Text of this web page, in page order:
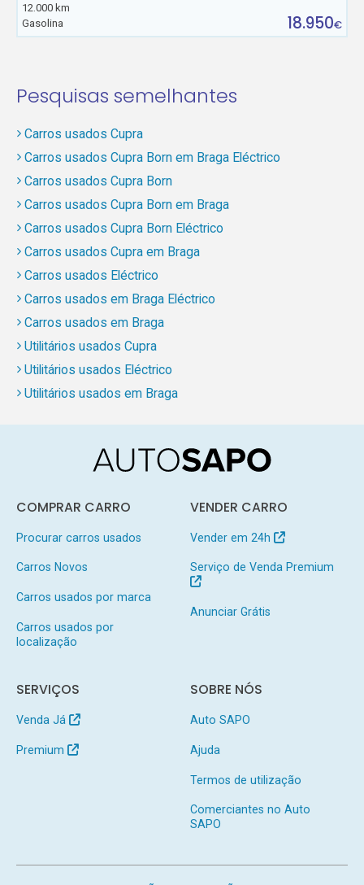
12.000 km
Gasolina
18.950€
Pesquisas semelhantes
Carros usados Cupra
Carros usados Cupra Born em Braga Eléctrico
Carros usados Cupra Born
Carros usados Cupra Born em Braga
Carros usados Cupra Born Eléctrico
Carros usados Cupra em Braga
Carros usados Eléctrico
Carros usados em Braga Eléctrico
Carros usados em Braga
Utilitários usados Cupra
Utilitários usados Eléctrico
Utilitários usados em Braga
COMPRAR CARRO
Procurar carros usados
Carros Novos
Carros usados por marca
Carros usados por
localização
VENDER CARRO
Vender em 24h
Serviço de Venda Premium
Anunciar Grátis
SERVIÇOS
Venda Já
Premium
SOBRE NÓS
Auto SAPO
Ajuda
Termos de utilização
Comerciantes no Auto
SAPO